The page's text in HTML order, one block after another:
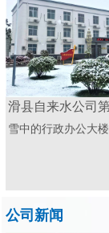
雪中的行政办公大楼
公司新闻